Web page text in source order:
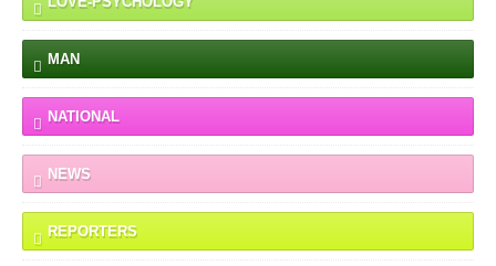
MAN
NATIONAL
NEWS
REPORTERS